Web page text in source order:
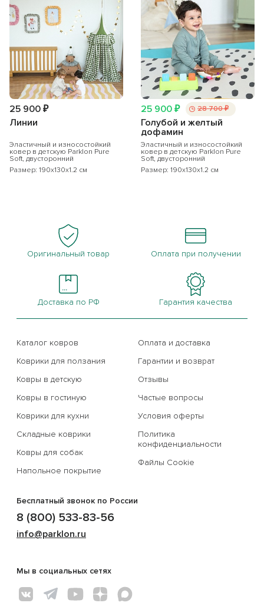
25 900 ₽
Линии
Эластичный и износостойкий
ковер в детскую Parklon Pure
Soft, двусторонний
Размер: 190x130x1.2 см
25 900 ₽ 28 700 ₽
Голубой и желтый
дофамин
Эластичный и износостойкий
ковер в детскую Parklon Pure
Soft, двусторонний
Размер: 190x130x1.2 см
Оригинальный товар Оплата при получении
Доставка по РФ Гарантия качества
Каталог ковров
Коврики для ползания
Ковры в детскую
Ковры в гостиную
Коврики для кухни
Складные коврики
Ковры для собак
Напольное покрытие
Оплата и доставка
Гарантии и возврат
Отзывы
Частые вопросы
Условия оферты
Политика
конфиденциальности
Файлы Cookie
Бесплатный звонок по России
8 (800) 533-83-56
info@parklon.ru
Мы в социальных сетях